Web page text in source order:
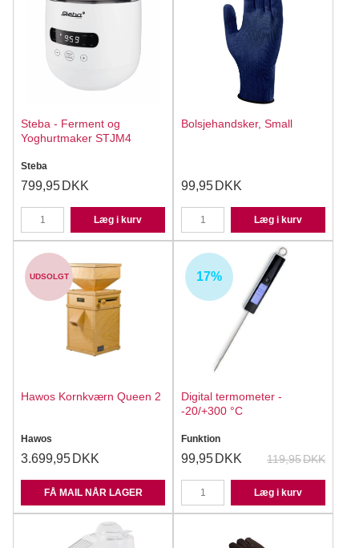
Steba - Ferment og
Yoghurtmaker STJM4
Steba
799,95 DKK
Læg i kurv
Bolsjehandsker, Small
99,95 DKK
Læg i kurv
UDSOLGT
Hawos Kornkværn Queen 2
Hawos
3.699,95 DKK
FÅ MAIL NÅR LAGER
17%
Digital termometer -
-20/+300 °C
Funktion
119,95DKK
99,95 DKK
Læg i kurv